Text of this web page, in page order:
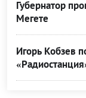
Губернатор
Мегете
Игорь Кобзев